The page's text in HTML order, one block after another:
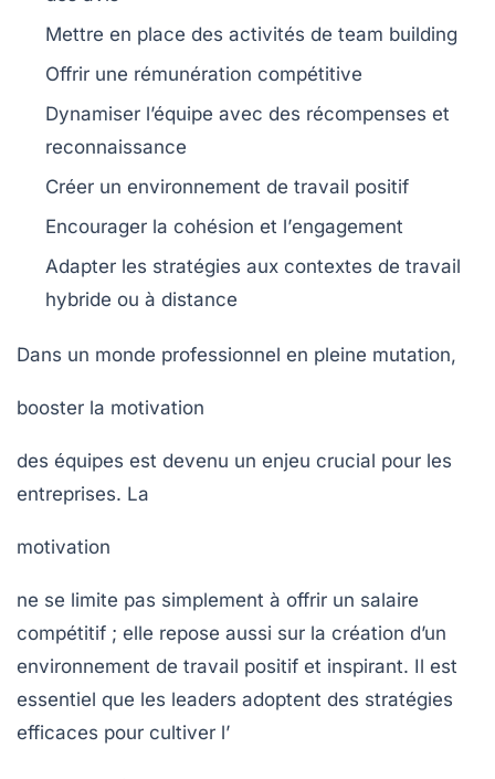
Mettre en place des activités de team building
Offrir une rémunération compétitive
Dynamiser l’équipe avec des récompenses et
reconnaissance
Créer un environnement de travail positif
Encourager la cohésion et l’engagement
Adapter les stratégies aux contextes de travail
hybride ou à distance
Dans un monde professionnel en pleine mutation,
booster la motivation
des équipes est devenu un enjeu crucial pour les
entreprises. La
motivation
ne se limite pas simplement à offrir un salaire
compétitif ; elle repose aussi sur la création d’un
environnement de travail positif et inspirant. Il est
essentiel que les leaders adoptent des stratégies
efficaces pour cultiver l’